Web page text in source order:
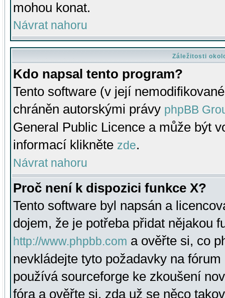
mohou konat.
Návrat nahoru
Záležitosti
Kdo napsal tento program?
Tento software (v její
chráněn autorskými právy phpBB
General Public Licence a může být
informací klikněte zde.
Návrat nahoru
Proč není k dispozici funkce X?
Tento software byl napsán a
dojem, že je potřeba přidat nějakou
http://www.phpbb.com a ověřte si, co
nevkládejte tyto požadavky na
používá sourceforge ke zkoušení
fóra a ověřte si, zda už se něco